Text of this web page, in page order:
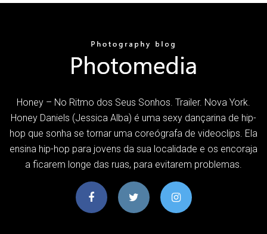
Honey – No Ritmo dos Seus Sonhos. Trailer. Nova York.
Honey Daniels (Jessica Alba) é uma sexy dançarina de hip-
hop que sonha se tornar uma coreógrafa de videoclips. Ela
ensina hip-hop para jovens da sua localidade e os encoraja
a ficarem longe das ruas, para evitarem problemas.